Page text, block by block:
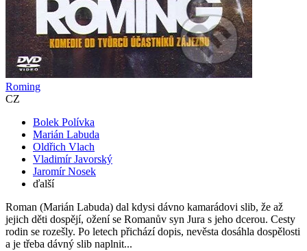
Roming
CZ
Bolek Polívka
Marián Labuda
Oldřich Vlach
Vladimír Javorský
Jaromír Nosek
ďalší
Roman (Marián Labuda) dal kdysi dávno kamarádovi slib, že až
jejich děti dospějí, ožení se Romanův syn Jura s jeho dcerou. Cesty
rodin se rozešly. Po letech přichází dopis, nevěsta dosáhla dospělosti
a je třeba dávný slib naplnit...